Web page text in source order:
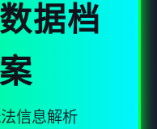
据档
案
信息解析